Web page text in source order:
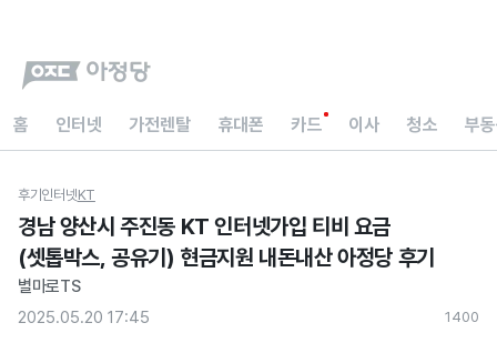
홈 인터넷 가전렌탈 휴대폰 카드 이사 청소 부
후기 인터넷KT
경남 양산시 주진동 KT 인터넷가입 티비 요금
(셋톱박스, 공유기) 현금지원 내돈내산 아정당 후기
별마로TS
2025.05.20 17:45
1400